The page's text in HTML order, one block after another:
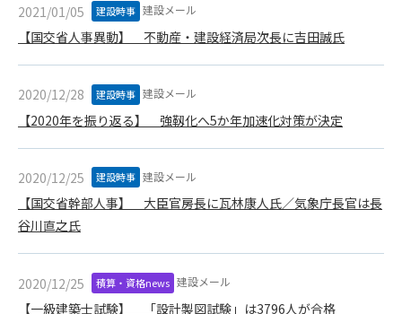
2021/01/05 建設時事 建設メール
【国交省人事異動】 不動産・建設経済局次長に吉田誠氏
2020/12/28 建設時事 建設メール
【2020年を振り返る】 強靱化へ5か年加速化対策が決定
2020/12/25 建設時事 建設メール
【国交省幹部人事】 大臣官房長に瓦林康人氏／気象庁長官は長
谷川直之氏
2020/12/25 積算・資格news 建設メール
【一級建築士試験】 「設計製図試験」は3796人が合格
ん。
3. 会員は、IDおよびパスワードの管理不十分、使用上の過誤、
を負うものとし、管理者は一切責任を負いません。
第6条（会員の禁止事項）
1. 会員は建設資料館WEB上で以下の行為をしないものとしま
す。
(1) 第三者または管理者の著作権、その他知的所有権を侵害す
(2) 第三者または管理者の財産、プライバシー等を侵害する行
為
(3) 第三者または管理者を誹謗中傷する行為
(4) 有害なコンピュータプログラム等を送信又は書き込む行為
(5) 第三者に不利益を与える行為